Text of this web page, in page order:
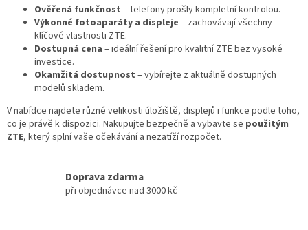
v
ý
i
u
Ověřená funkčnost – telefony prošly kompletní kontrolou.
Výkonné fotoaparáty a displeje – zachovávají všechny
klíčové vlastnosti ZTE.
Dostupná cena – ideální řešení pro kvalitní ZTE bez vysoké
investice.
Okamžitá dostupnost – vybírejte z aktuálně dostupných
modelů skladem.
V nabídce najdete různé velikosti úložiště, displejů i funkce podle toho,
co je právě k dispozici. Nakupujte bezpečně a vybavte se použitým
ZTE, který splní vaše očekávání a nezatíží rozpočet.
Doprava zdarma
při objednávce nad 3000 kč